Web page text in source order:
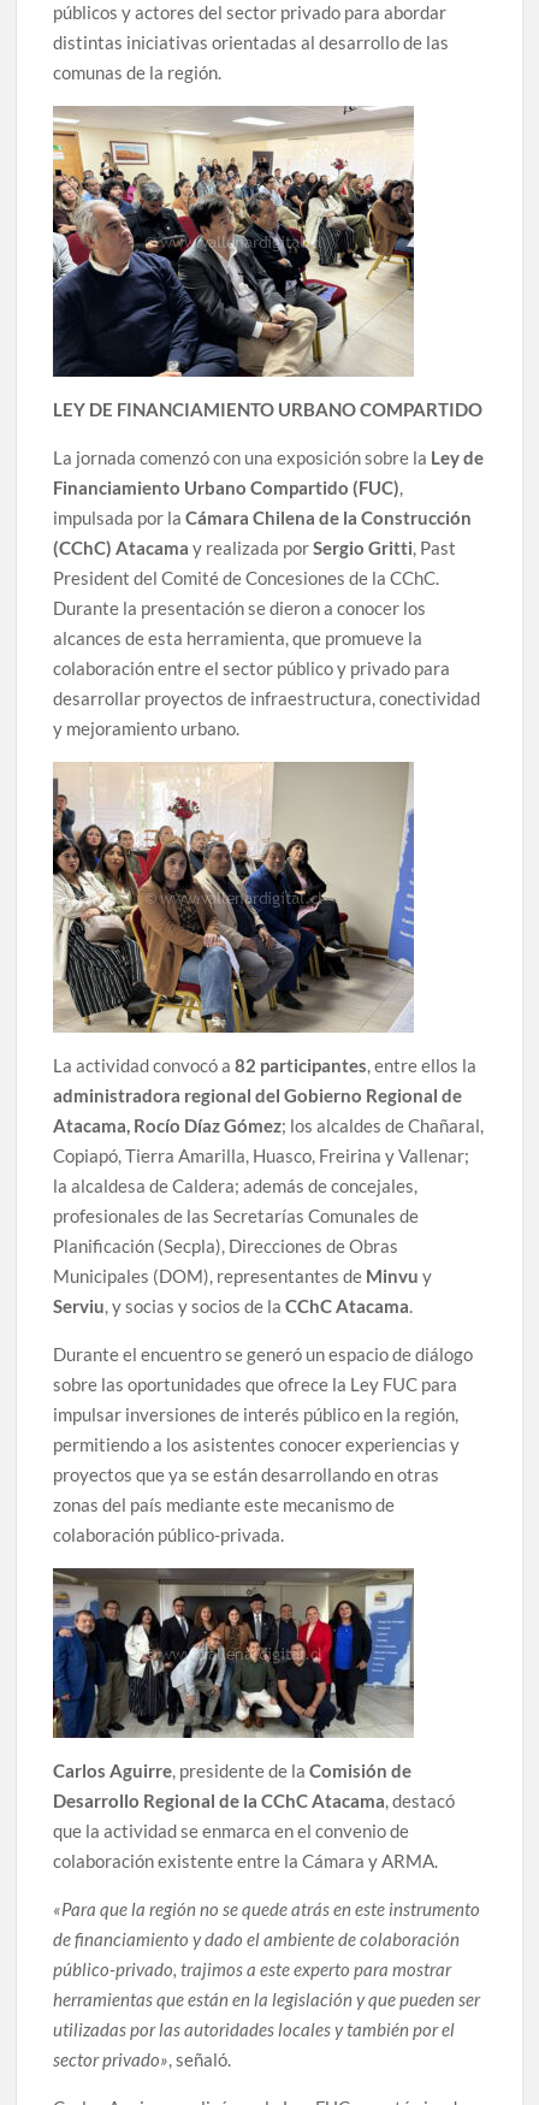
públicos y actores del sector privado para abordar
distintas iniciativas orientadas al desarrollo de las
comunas de la región.
LEY DE FINANCIAMIENTO URBANO COMPARTIDO
La jornada comenzó con una exposición sobre la Ley de
Financiamiento Urbano Compartido (FUC),
impulsada por laCámara Chilena de la Construcción
(CChC) Atacama y realizada porSergio Gritti, Past
President del Comité de Concesiones de la CChC.
Durante la presentación se dieron a conocer los
alcances de esta herramienta, que promueve la
colaboración entre el sector público y privado para
desarrollar proyectos de infraestructura, conectividad
y mejoramiento urbano.
La actividad convocó a82 participantes, entre ellos la
administradora regional del Gobierno Regional de
Atacama, Rocío Díaz Gómez; los alcaldes de Chañaral,
Copiapó, Tierra Amarilla, Huasco, Freirina y Vallenar;
la alcaldesa de Caldera; además de concejales,
profesionales de las Secretarías Comunales de
Planificación (Secpla), Direcciones de Obras
Municipales (DOM), representantes de Minvu y
Serviu, y socias y socios de laCChC Atacama.
Durante el encuentro se generó un espacio de diálogo
sobre las oportunidades que ofrece la Ley FUC para
impulsar inversiones de interés público en la región,
permitiendo a los asistentes conocer experiencias y
proyectos que ya se están desarrollando en otras
zonas del país mediante este mecanismo de
colaboración público-privada.
Carlos Aguirre, presidente de laComisión de
Desarrollo Regional de la CChC Atacama, destacó
que la actividad se enmarca en el convenio de
colaboración existente entre la Cámara y ARMA.
«Para que la región no se quede atrás en este instrumento
de financiamiento y dado el ambiente de colaboración
público-privado, trajimos a este experto para mostrar
herramientas que están en la legislación y que pueden ser
utilizadas por las autoridades locales y también por el
sector privado», señaló.